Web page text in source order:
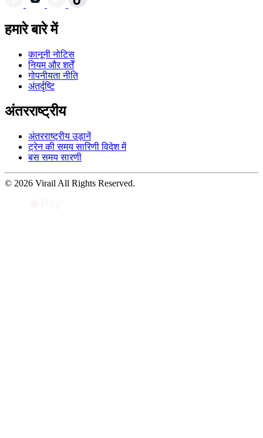
हमारे बारे में
कानूनी नोटिस
नियम और शर्तें
गोपनीयता नीति
अंतर्दृष्टि
अंतरराष्ट्रीय
अंतरराष्ट्रीय उड़ानें
ट्रेन की समय सारिणी विदेश में
बस समय सारणी
© 2026 Virail All Rights Reserved.